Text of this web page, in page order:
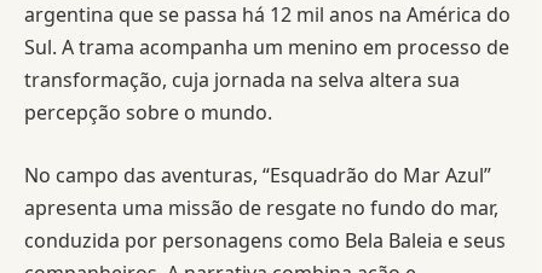
argentina que se passa há 12 mil anos na América do
Sul. A trama acompanha um menino em processo de
transformação, cuja jornada na selva altera sua
percepção sobre o mundo.
No campo das aventuras, “Esquadrão do Mar Azul”
apresenta uma missão de resgate no fundo do mar,
conduzida por personagens como Bela Baleia e seus